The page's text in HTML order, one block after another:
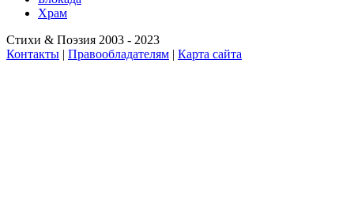
Храм
Стихи & Поэзия 2003 - 2023
Контакты | Правообладателям | Карта сайта